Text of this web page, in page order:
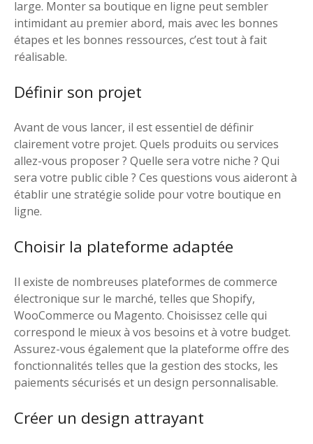
large. Monter sa boutique en ligne peut sembler
intimidant au premier abord, mais avec les bonnes
étapes et les bonnes ressources, c’est tout à fait
réalisable.
Définir son projet
Avant de vous lancer, il est essentiel de définir
clairement votre projet. Quels produits ou services
allez-vous proposer ? Quelle sera votre niche ? Qui
sera votre public cible ? Ces questions vous aideront à
établir une stratégie solide pour votre boutique en
ligne.
Choisir la plateforme adaptée
Il existe de nombreuses plateformes de commerce
électronique sur le marché, telles que Shopify,
WooCommerce ou Magento. Choisissez celle qui
correspond le mieux à vos besoins et à votre budget.
Assurez-vous également que la plateforme offre des
fonctionnalités telles que la gestion des stocks, les
paiements sécurisés et un design personnalisable.
Créer un design attrayant